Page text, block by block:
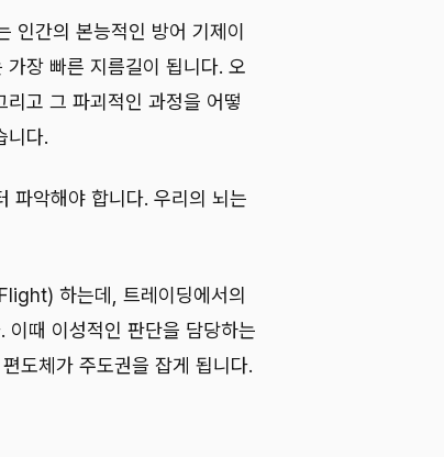
인간의 본능적인 방어 기제이
장 빠른 지름길이 됩니다. 오
고 그 파괴적인 과정을 어떻
니다.
파악해야 합니다. 우리의 뇌는
하는데, 트레이딩에서의
이때 이성적인 판단을 담당하는
도체가 주도권을 잡게 됩니다.